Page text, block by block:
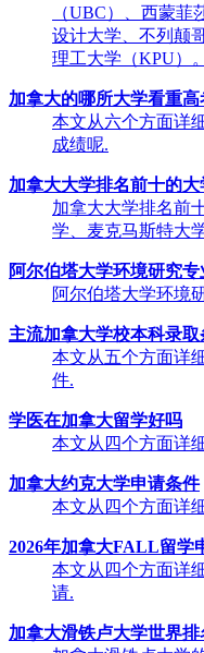
（UBC）、西蒙
设计大学、不列颠
理工大学（KPU）。
加拿大的哪所大学看重
本文从六个方面详
成绩呢.
加拿大大学排名前十的大
加拿大大学排名前
学、麦克马斯特大
阿尔伯塔大学环境研究
阿尔伯塔大学环境
主流加拿大学校本科录取
本文从五个方面详
件.
学医在加拿大留学好吗
本文从四个方面详
加拿大约克大学申请条件
本文从四个方面详
2026年加拿大FALL留学
本文从四个方面详
请.
加拿大滑铁卢大学世界